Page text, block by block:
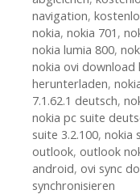
navigation,
nokia, nokia 701 ,
nokia lumia 800,
nokia ovi download
herunterladen,
7.1.62.1 deutsch,
nokia pc suite
suite 3.2.100, nokia
outlook, outlook
android, ovi sync
synchronisieren